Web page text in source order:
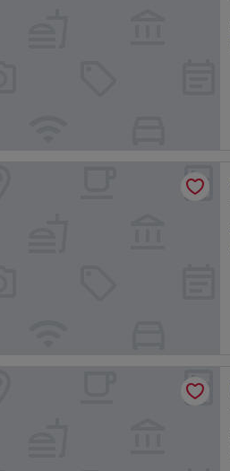
Mikawa Anjo Natural Hot Spring